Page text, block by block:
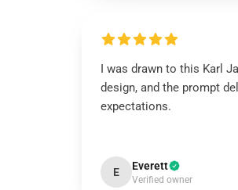
I was drawn to this Karl
design, and the prompt
expectations.
E Everett
Verified owner